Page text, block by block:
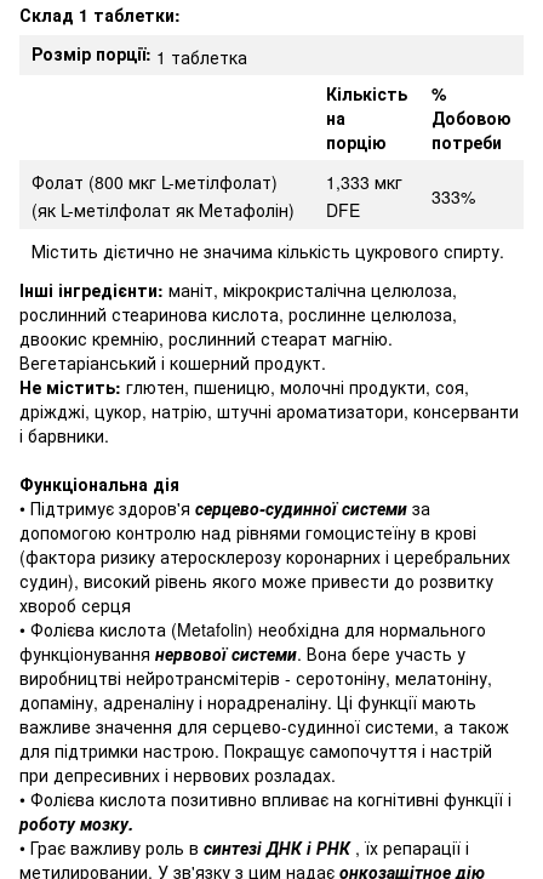
Склад 1 таблетки:
Розмір порції: 1 таблетка
Кількість
на
порцію
%
Добовою
потреби
Фолат (800 мкг L-метілфолат)
(як L-метілфолат як Метафолін)
1,333 мкг
DFE
333%
Містить дієтично не значима кількість цукрового спирту.
Інші інгредієнти: маніт, мікрокристалічна целюлоза,
рослинний стеаринова кислота, рослинне целюлоза,
двоокис кремнію, рослинний стеарат магнію.
Вегетаріанський і кошерний продукт.
Не містить: глютен, пшеницю, молочні продукти, соя,
дріжджі, цукор, натрію, штучні ароматизатори, консерванти
і барвники.
Функціональна дія
• Підтримує здоров'я серцево-судинної системи за
допомогою контролю над рівнями гомоцистеїну в крові
(фактора ризику атеросклерозу коронарних і церебральних
судин), високий рівень якого може привести до розвитку
хвороб серця
• Фолієва кислота (Metafolin) необхідна для нормального
функціонування нервової системи. Вона бере участь у
виробництві нейротрансмітерів - серотоніну, мелатоніну,
допаміну, адреналіну і норадреналіну. Ці функції мають
важливе значення для серцево-судинної системи, а також
для підтримки настрою. Покращує самопочуття і настрій
при депресивних і нервових розладах.
• Фолієва кислота позитивно впливає на когнітивні функції і
роботу мозку.
• Грає важливу роль в синтезі ДНК і РНК, їх репарації і
метилировании. У зв'язку з цим надає онкозащітное дію